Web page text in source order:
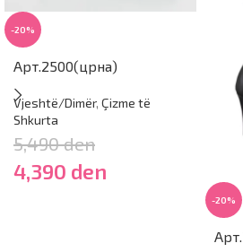
-20%
Арт.2500(црна)
Vjeshtë/Dimër, Çizme të
Shkurta
5,490den
4,390 den
-20%